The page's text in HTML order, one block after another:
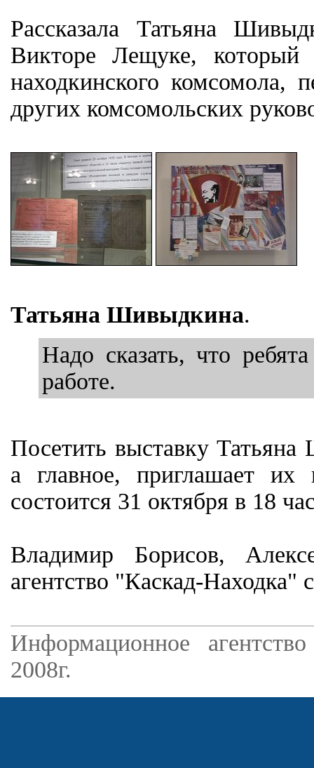
Рассказала Татьяна
Викторе Лещуке,
находкинского комсомола,
других комсомольских
Татьяна Шивыдкина.
Надо сказать, что
работе.
Посетить выставку
а главное, приглашает их
состоится 31 октября в 18
Владимир Борисов,
агентство "Каскад-
Информационное
2008г.